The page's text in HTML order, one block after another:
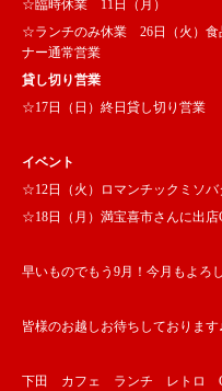
☆臨時休業 11日（月）
☆ランチのみ休業 26日（火）食
ナー通常営業
貸し切り営業
☆17日（日）終日貸し切り営業
イベント
☆12日（火）ロマンチックミソバ
☆18日（月）満宝喜市さんに出店
早いものでもう9月！今月もよろ
皆様のお越しお待ちしております
下田 カフェ ランチ レトロ